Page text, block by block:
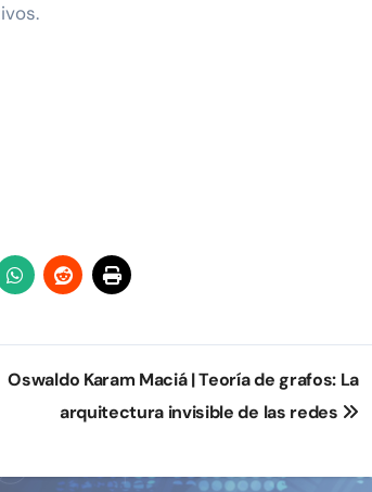
Oswaldo Karam Maciá | Teoría de grafos: La
arquitectura invisible de las redes